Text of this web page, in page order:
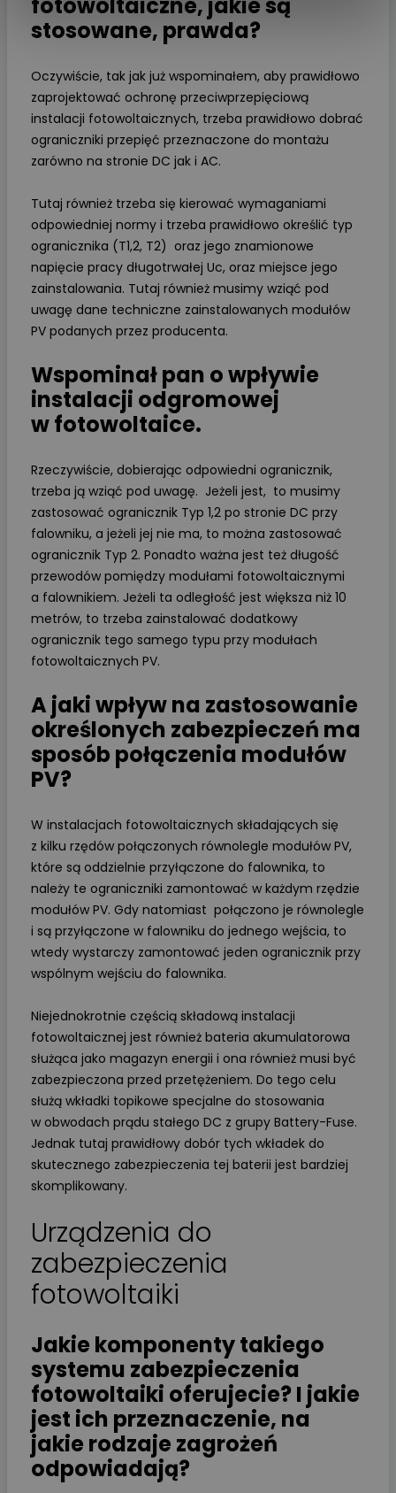
stosowane, prawda?
Oczywiście, tak jak już wspominałem, aby prawidłowo
zaprojektować ochronę przeciwprzepięciową
instalacji fotowoltaicznych, trzeba prawidłowo dobrać
ograniczniki przepięć przeznaczone do montażu
zarówno na stronie DC jak i AC.
Tutaj również trzeba się kierować wymaganiami
odpowiedniej normy i trzeba prawidłowo określić typ
ogranicznika (T1,2, T2) oraz jego znamionowe
napięcie pracy długotrwałej Uc, oraz miejsce jego
zainstalowania. Tutaj również musimy wziąć pod
uwagę dane techniczne zainstalowanych modułów
PV podanych przez producenta.
Wspominał pan o wpływie
instalacji odgromowej
w fotowoltaice.
Rzeczywiście, dobierając odpowiedni ogranicznik,
trzeba ją wziąć pod uwagę. Jeżeli jest, to musimy
zastosować ogranicznik Typ 1,2 po stronie DC przy
falowniku, a jeżeli jej nie ma, to można zastosować
ogranicznik Typ 2. Ponadto ważna jest też długość
przewodów pomiędzy modułami fotowoltaicznymi
a falownikiem. Jeżeli ta odległość jest większa niż 10
metrów, to trzeba zainstalować dodatkowy
ogranicznik tego samego typu przy modułach
fotowoltaicznych PV.
A jaki wpływ na zastosowanie
określonych zabezpieczeń ma
sposób połączenia modułów
PV?
W instalacjach fotowoltaicznych składających się
z kilku rzędów połączonych równolegle modułów PV,
które są oddzielnie przyłączone do falownika, to
należy te ograniczniki zamontować w każdym rzędzie
modułów PV. Gdy natomiast połączono je równolegle
i są przyłączone w falowniku do jednego wejścia, to
wtedy wystarczy zamontować jeden ogranicznik przy
wspólnym wejściu do falownika.
Niejednokrotnie częścią składową instalacji
fotowoltaicznej jest również bateria akumulatorowa
służąca jako magazyn energii i ona również musi być
zabezpieczona przed przetężeniem. Do tego celu
służą wkładki topikowe specjalne do stosowania
w obwodach prądu stałego DC z grupy Battery-Fuse.
Jednak tutaj prawidłowy dobór tych wkładek do
skutecznego zabezpieczenia tej baterii jest bardziej
skomplikowany.
Urządzenia do
zabezpieczenia
fotowoltaiki
Jakie komponenty takiego
systemu zabezpieczenia
fotowoltaiki oferujecie? I jakie
jest ich przeznaczenie, na
jakie rodzaje zagrożeń
odpowiadają?